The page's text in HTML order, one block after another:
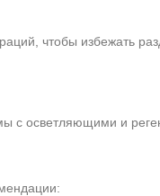
чтобы избежать
с осветляющими и